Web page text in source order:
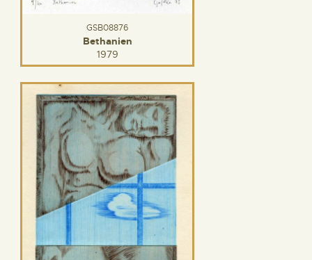
GSB08876
Bethanien
1979